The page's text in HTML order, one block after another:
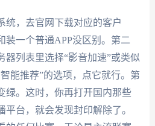
统，去官网下载对应的客户
装一个普通APP没区别。第二
器列表里选择“影音加速”或类似
能推荐”的选项，点它就行。第
绿。这时，你再打开国内那些
台，就会发现封印解除了。